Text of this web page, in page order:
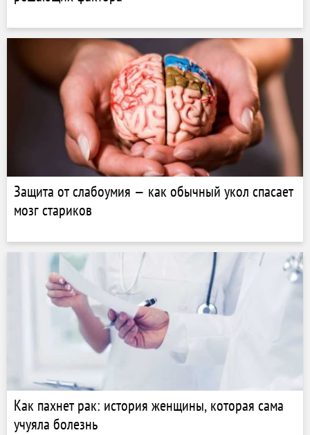
Защита от слабоумия — как обычный укол спасает
мозг стариков
Как пахнет рак: история женщины, которая сама
учуяла болезнь